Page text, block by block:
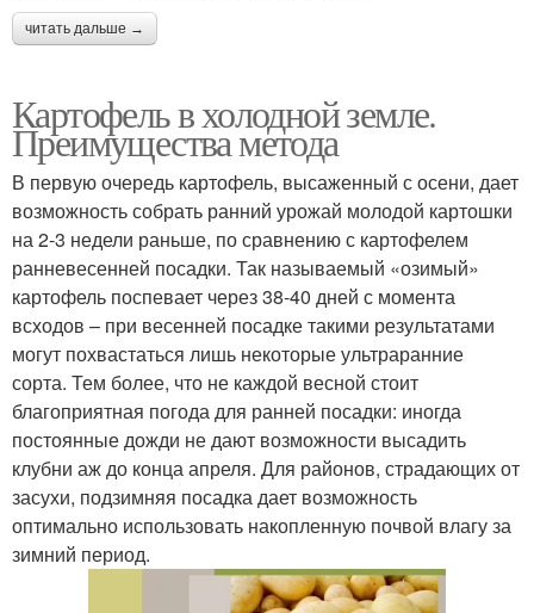
читать дальше →
Картофель в холодной земле.
Преимущества метода
В первую очередь картофель, высаженный с осени, дает
возможность собрать ранний урожай молодой картошки
на 2-3 недели раньше, по сравнению с картофелем
ранневесенней посадки. Так называемый «озимый»
картофель поспевает через 38-40 дней с момента
всходов – при весенней посадке такими результатами
могут похвастаться лишь некоторые ультраранние
сорта. Тем более, что не каждой весной стоит
благоприятная погода для ранней посадки: иногда
постоянные дожди не дают возможности высадить
клубни аж до конца апреля. Для районов, страдающих от
засухи, подзимняя посадка дает возможность
оптимально использовать накопленную почвой влагу за
зимний период.